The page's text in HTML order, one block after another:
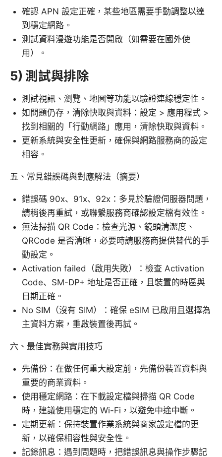
確認 APN 設定正確，某些地區需要手動調整以達
到穩定網路。
測試資料漫遊功能是否開啟（如需要在國外使
用）。
5) 測試與排除
測試視訊、瀏覽、地圖等功能以驗證連線穩定性。
如問題仍存，清除快取與資料：設定 > 應用程式 >
找到相關的「行動網路」應用，清除快取與資料。
更新系統與安全性更新，確保與網路服務商的設定
相容。
五、常見錯誤碼與對應解法（摘要）
錯誤碼 90x、91x、92x：多見於驗證伺服器問題，
請稍後再重試，或聯繫服務商確認設定檔有效性。
無法掃描 QR Code：檢查光源、鏡頭清潔度、
QRCode 是否清晰，必要時請服務商提供替代的手
動設定。
Activation failed（啟用失敗）：檢查 Activation
Code、SM-DP+ 地址是否正確，且裝置的時區與
日期正確。
No SIM（沒有 SIM）：確保 eSIM 已啟用且選擇為
主資料方案，重啟裝置後再試。
六、最佳實務與實用技巧
先備份：在做任何重大設定前，先備份裝置資料與
重要的商業資料。
使用穩定網路：在下載設定檔與掃描 QR Code
時，建議使用穩定的 Wi-Fi，以避免中途中斷。
定期更新：保持裝置作業系統與商家設定檔的更
新，以確保相容性與安全性。
記錄訊息：遇到問題時，把錯誤訊息與操作步驟記